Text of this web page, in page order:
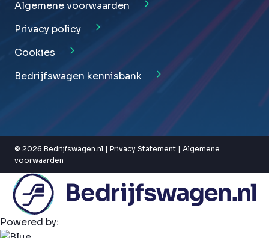
Algemene voorwaarden
Privacy policy
Cookies
Bedrijfswagen kennisbank
© 2026 Bedrijfswagen.nl | Privacy Statement | Algemene
voorwaarden
Powered by: